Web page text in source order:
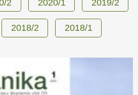
2 2020/1 2019/2
2018/2 2018/1